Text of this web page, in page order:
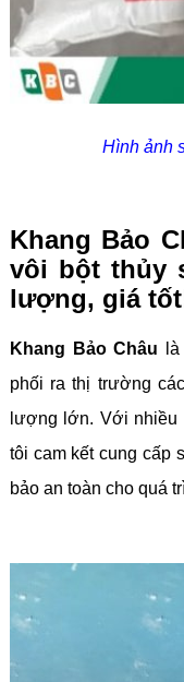
Hình ảnh
Khang Bảo
vôi bột thủy
lượng, giá
Khang Bảo Châu
phối ra thị trường
lượng lớn. Với nhiều
tôi cam kết cung cấp
bảo an toàn cho quá